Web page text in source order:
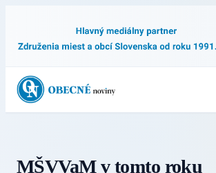
MŠVVaM v tomto roku